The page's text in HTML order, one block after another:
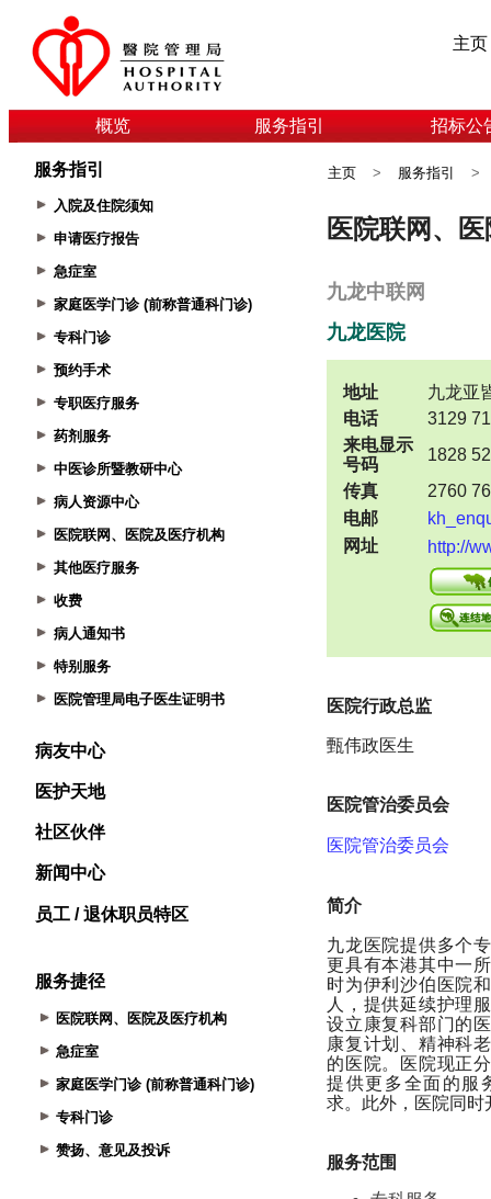
主页
概览 服务指引 招标公
服务指引
入院及住院须知
申请医疗报告
急症室
家庭医学门诊 (前称普通科门诊)
专科门诊
预约手术
专职医疗服务
药剂服务
中医诊所暨教研中心
病人资源中心
医院联网、医院及医疗机构
其他医疗服务
收费
病人通知书
特别服务
医院管理局电子医生证明书
病友中心
医护天地
社区伙伴
新闻中心
员工 / 退休职员特区
服务捷径
医院联网、医院及医疗机构
急症室
家庭医学门诊 (前称普通科门诊)
专科门诊
赞扬、意见及投诉
主页 > 服务指引 >